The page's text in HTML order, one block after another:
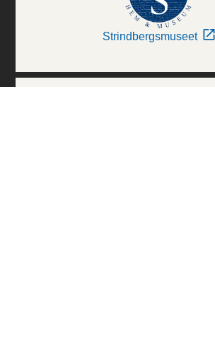
Strindbergsmuseet